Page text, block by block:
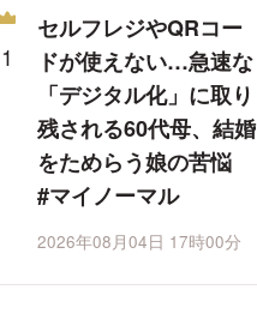
セルフレジやQRコー
ドが使えない…急速な
「デジタル化」に取り
残される60代母、結婚
をためらう娘の苦悩
#マイノーマル
2026年08月04日 17時00分